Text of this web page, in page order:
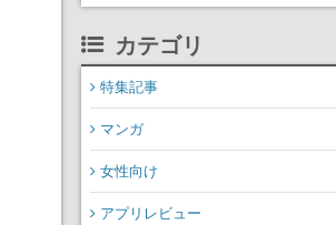
カテゴリ
特集記事
マンガ
女性向け
アプリレビュー